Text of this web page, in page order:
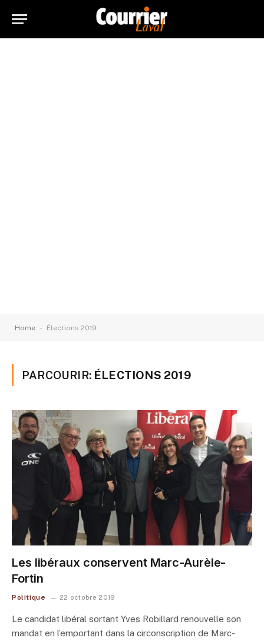
Home - Élections 2019
PARCOURIR: ÉLECTIONS 2019
Les libéraux conservent Marc-Aurèle-
Fortin
Politique 22 octobre 2019
Le candidat libéral sortant Yves Robillard renouvelle son
mandat en l’emportant dans la circonscription de Marc-